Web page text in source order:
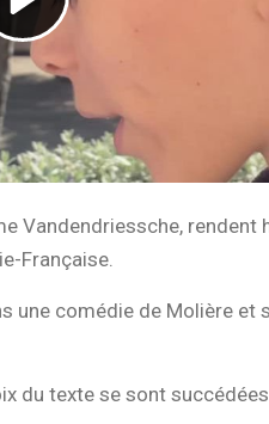
Vandendriessche, rendent
Française.
une comédie de Molière et
du texte se sont